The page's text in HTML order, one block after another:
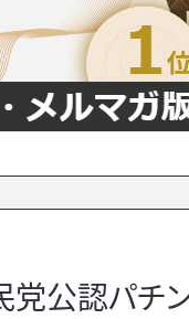
党公認パチ